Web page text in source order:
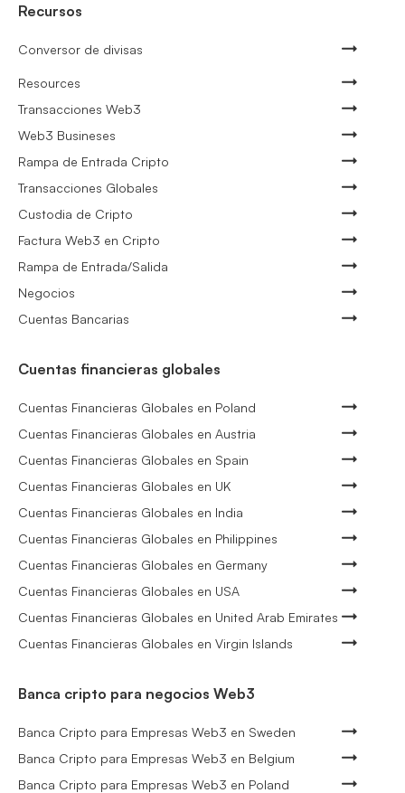
Recursos
Conversor de divisas
Resources
Transacciones Web3
Web3 Busineses
Rampa de Entrada Cripto
Transacciones Globales
Custodia de Cripto
Factura Web3 en Cripto
Rampa de Entrada/Salida
Negocios
Cuentas Bancarias
Cuentas financieras globales
Cuentas Financieras Globales en Poland
Cuentas Financieras Globales en Austria
Cuentas Financieras Globales en Spain
Cuentas Financieras Globales en UK
Cuentas Financieras Globales en India
Cuentas Financieras Globales en Philippines
Cuentas Financieras Globales en Germany
Cuentas Financieras Globales en USA
Cuentas Financieras Globales en United Arab Emirates
Cuentas Financieras Globales en Virgin Islands
Banca cripto para negocios Web3
Banca Cripto para Empresas Web3 en Sweden
Banca Cripto para Empresas Web3 en Belgium
Banca Cripto para Empresas Web3 en Poland